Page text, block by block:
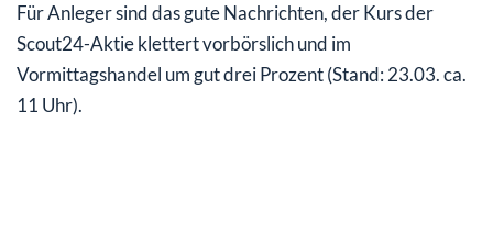
Für Anleger sind das gute Nachrichten, der Kurs der
Scout24-Aktie klettert vorbörslich und im
Vormittagshandel um gut drei Prozent (Stand: 23.03. ca.
11 Uhr).